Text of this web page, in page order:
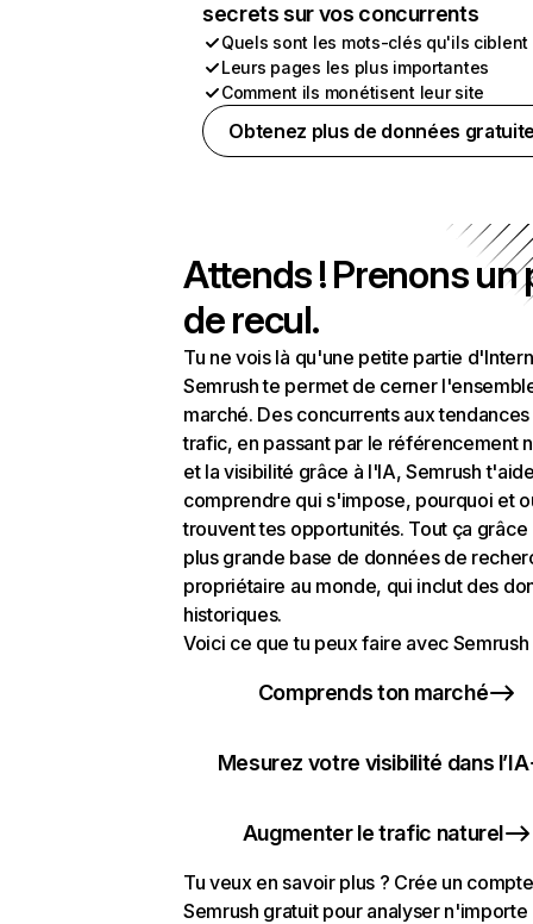
secrets sur vos concurrents
Quels sont les mots-clés qu'ils ciblent
Leurs pages les plus importantes
Comment ils monétisent leur site
Obtenez plus de données
Attends ! Prenons un
de recul.
Tu ne vois là qu'une petite partie
Semrush te permet de cerner
marché. Des concurrents aux
trafic, en passant par le référencement
et la visibilité grâce à l'IA, Semrush
comprendre qui s'impose, pourquoi et
trouvent tes opportunités. Tout ça grâce
plus grande base de données de
propriétaire au monde, qui inclut des
historiques.
Voici ce que tu peux faire avec Semrush
Comprends ton marché
Mesurez votre visibilité dans l’IA
Augmenter le trafic naturel
Tu veux en savoir plus ? Crée un compte
Semrush gratuit pour analyser n'importe